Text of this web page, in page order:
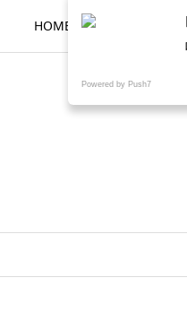
HOME ロジオっ
Powered by Push7